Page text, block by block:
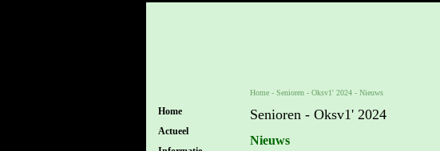
Home
Actueel
Home- Senioren - Oksv1' 2024- Nieuws
Senioren - Oksv1' 2024
Nieuws